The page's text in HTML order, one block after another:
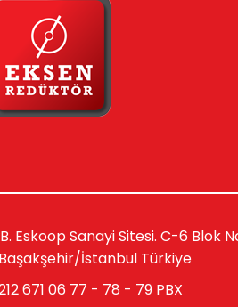
Eskoop Sanayi Sitesi. C-6 Blok
İstanbul Türkiye
671 06 77 - 78 - 79 PBX